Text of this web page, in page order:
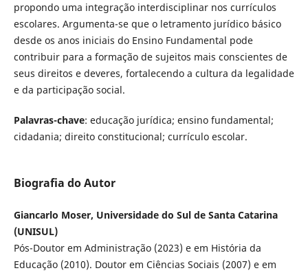
propondo uma integração interdisciplinar nos currículos
escolares. Argumenta-se que o letramento jurídico básico
desde os anos iniciais do Ensino Fundamental pode
contribuir para a formação de sujeitos mais conscientes de
seus direitos e deveres, fortalecendo a cultura da legalidade
e da participação social.
Palavras-chave: educação jurídica; ensino fundamental;
cidadania; direito constitucional; currículo escolar.
Biografia do Autor
Giancarlo Moser, Universidade do Sul de Santa Catarina
(UNISUL)
Pós-Doutor em Administração (2023) e em História da
Educação (2010). Doutor em Ciências Sociais (2007) e em